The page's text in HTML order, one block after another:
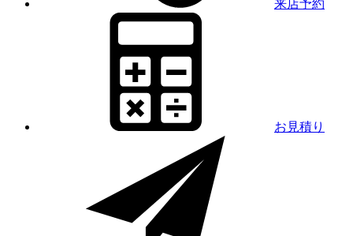
来店予約
お見積り